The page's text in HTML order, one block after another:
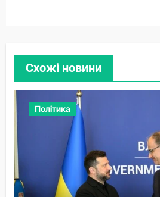
Схожі новини
Політика